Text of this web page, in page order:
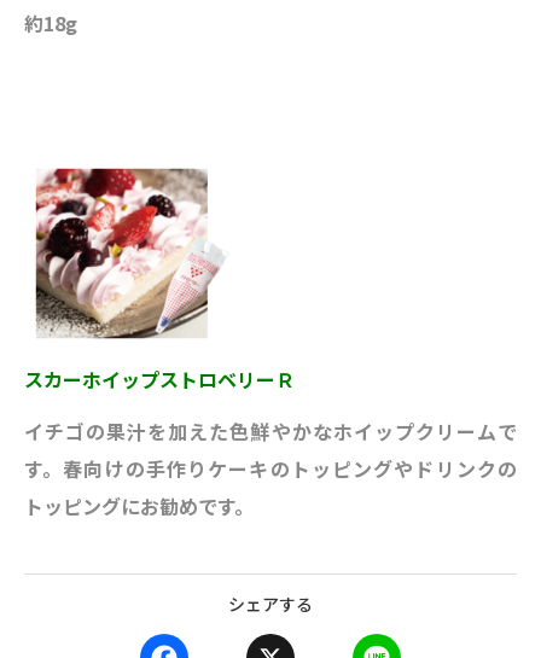
約18g
スカーホイップストロベリーＲ
イチゴの果汁を加えた色鮮やかなホイップクリームで
す。春向けの手作りケーキのトッピングやドリンクの
トッピングにお勧めです。
シェアする